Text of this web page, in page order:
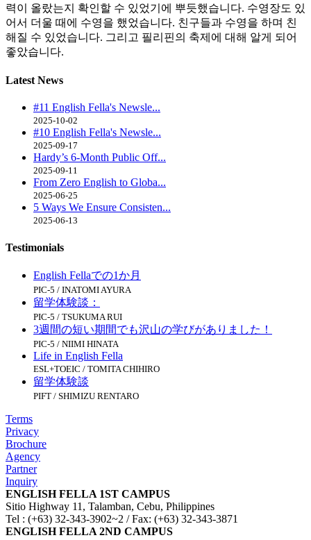
력이 올랐는지 확인할 수 있었기에 뿌듯했습니다. 수영장도 있
어서 더울 때에 수영을 했었습니다. 친구들과 수영을 하며 친
해질 수 있었습니다. 그리고 필리핀의 축제에 대해 알게 되어
좋았습니다.
Latest News
#11 English Fella's Newsle...
2025-10-02
#10 English Fella's Newsle...
2025-09-17
Hardy’s 6-Month Public Off...
2025-09-11
From Zero English to Globa...
2025-06-25
5 Ways We Ensure Consisten...
2025-06-13
Testimonials
English Fellaでの1か月
PIC-5 / INATOMI AYURA
留学体験談：
PIC-5 / TSUKUMA RUI
3週間の短い期間でも沢山の学びがありました！
PIC-5 / NIIMI HINATA
Life in English Fella
ESL+TOEIC / TOMITA CHIHIRO
留学体験談
PIFT / SHIMIZU RENTARO
Terms
Privacy
Brochure
Agency
Partner
Inquiry
ENGLISH FELLA 1ST CAMPUS
Sitio Highway 11, Talamban, Cebu, Philippines
Tel : (+63) 32-343-3902~2 / Fax: (+63) 32-343-3871
ENGLISH FELLA 2ND CAMPUS